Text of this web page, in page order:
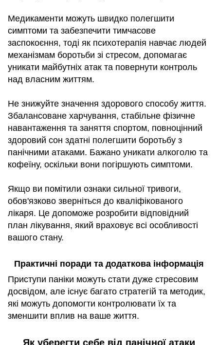
Медикаменти можуть швидко полегшити
симптоми та забезпечити тимчасове
заспокоєння, тоді як психотерапія навчає людей
механізмам боротьби зі стресом, допомагає
уникати майбутніх атак та повернути контроль
над власним життям.
Не знижуйте значення здорового способу життя.
Збалансоване харчування, стабільне фізичне
навантаження та заняття спортом, повноцінний
здоровий сон здатні полегшити боротьбу з
панічними атаками. Бажано уникати алкоголю та
кофеїну, оскільки вони погіршують симптоми.
Якщо ви помітили ознаки сильної тривоги,
обов'язково зверніться до кваліфікованого
лікаря. Це допоможе розробити відповідний
план лікування, який враховує всі особливості
вашого стану.
Практичні поради та додаткова інформація
Приступи паніки можуть стати дуже стресовим
досвідом, але існує багато стратегій та методик,
які можуть допомогти контролювати їх та
зменшити вплив на ваше життя.
Як уберегти себе від панічної атаки